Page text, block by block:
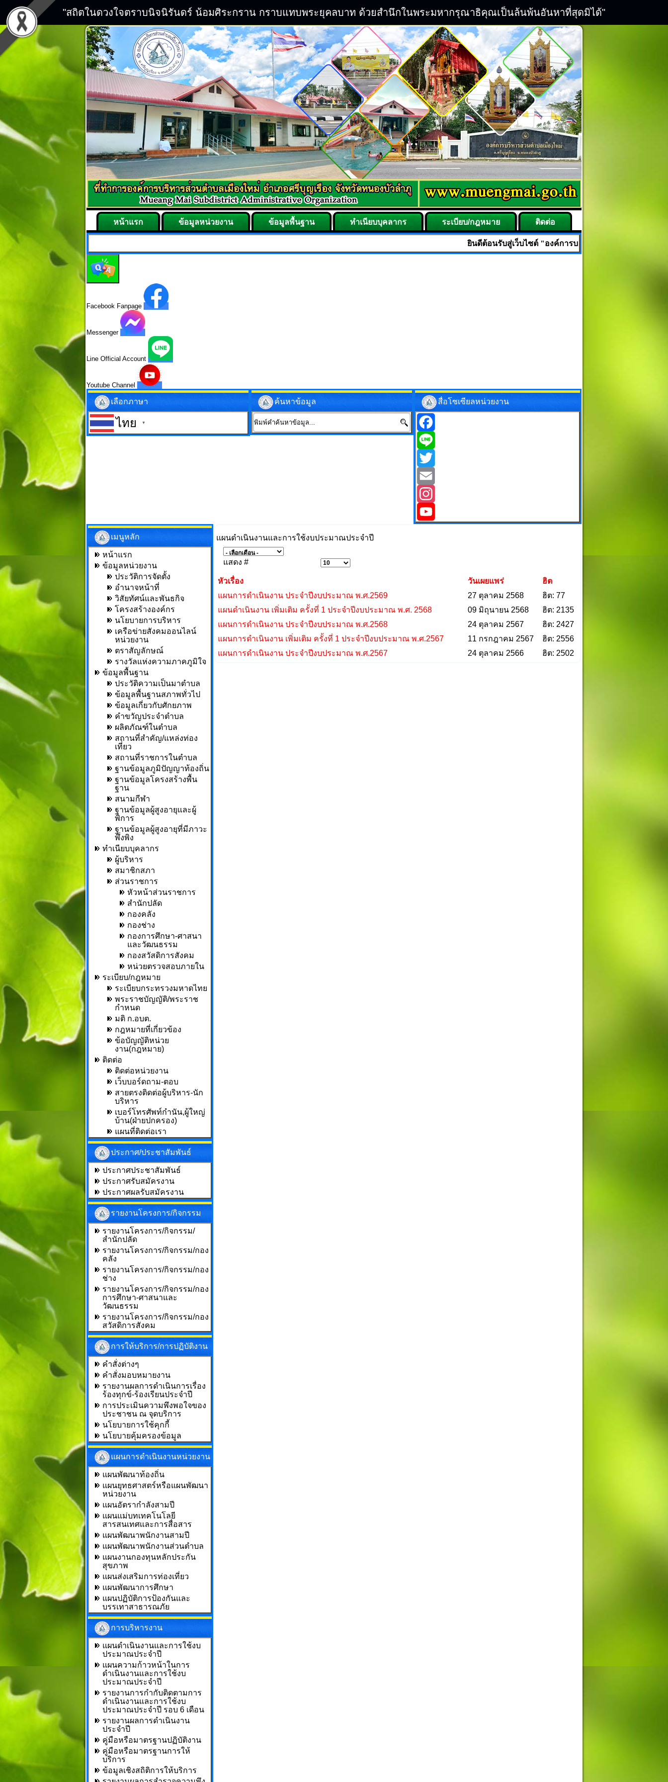
"สถิตในดวงใจตราบนิจนิรันดร์ น้อมศิระกราน กราบแทบพระยุคลบาท ด้วยสำนึกในพระมหากรุณาธิคุณเป็นล้นพ้นอันหาที่สุดมิได้"
หน้าแรก ข้อมูลหน่วยงาน ข้อมูลพื้นฐาน ทำเนียบบุคลากร ระเบียบ/กฎหมาย ติดต่อ
ยินดีต้อนรับสู่เว็บไซต์ "องค์การบริหารส่วนตำบลเมืองใหม่ อำเภอศรีบุญเ
Facebook Fanpage
Messenger
Line Official Account
Youtube Channel
เลือกภาษา
ไทย ▼
ค้นหาข้อมูล สื่อโซเซียลหน่วยงาน
Facebook
Line
Twitter
Email
Instagram
เมนูหลัก
หน้าแรก
ข้อมูลหน่วยงาน
ประวัติการจัดตั้ง
อำนาจหน้าที่
วิสัยทัศน์และพันธกิจ
โครงสร้างองค์กร
นโยบายการบริหาร
เครือข่ายสังคมออนไลน์
หน่วยงาน
ตราสัญลักษณ์
รางวัลแห่งความภาคภูมิใจ
ข้อมูลพื้นฐาน
ประวัติความเป็นมาตำบล
ข้อมูลพื้นฐานสภาพทั่วไป
ข้อมูลเกี่ยวกับศักยภาพ
คำขวัญประจำตำบล
ผลิตภัณฑ์ในตำบล
สถานที่สำคัญ/แหล่งท่อง
เที่ยว
สถานที่ราชการในตำบล
ฐานข้อมูลภูมิปัญญาท้องถิ่น
ฐานข้อมูลโครงสร้างพื้น
ฐาน
สนามกีฬา
ฐานข้อมูลผู้สูงอายุและผู้
พิการ
ฐานข้อมูลผู้สูงอายุที่มีภาวะ
พึ่งพิง
ทำเนียบบุคลากร
ผู้บริหาร
สมาชิกสภา
ส่วนราชการ
หัวหน้าส่วนราชการ
สำนักปลัด
กองคลัง
กองช่าง
กองการศึกษา-ศาสนา
และวัฒนธรรม
กองสวัสดิการสังคม
หน่วยตรวจสอบภายใน
ระเบียบ/กฎหมาย
ระเบียบกระทรวงมหาดไทย
พระราชบัญญัติ/พระราช
กำหนด
มติ ก.อบต.
กฎหมายที่เกี่ยวข้อง
ข้อบัญญัติหน่วย
งาน(กฎหมาย)
ติดต่อ
ติดต่อหน่วยงาน
เว็บบอร์ดถาม-ตอบ
สายตรงติดต่อผู้บริหาร-นัก
บริหาร
เบอร์โทรศัพท์กำนัน,ผู้ใหญ่
บ้าน(ฝ่ายปกครอง)
แผนที่ติดต่อเรา
ประกาศ/ประชาสัมพันธ์
ประกาศประชาสัมพันธ์
ประกาศรับสมัครงาน
ประกาศผลรับสมัครงาน
รายงานโครงการ/กิจกรรม
รายงานโครงการ/กิจกรรม/
สำนักปลัด
รายงานโครงการ/กิจกรรม/กอง
คลัง
รายงานโครงการ/กิจกรรม/กอง
ช่าง
รายงานโครงการ/กิจกรรม/กอง
การศึกษา-ศาสนาและ
วัฒนธรรม
รายงานโครงการ/กิจกรรม/กอง
สวัสดิการสังคม
การให้บริการ/การปฏิบัติงาน
คำสั่งต่างๆ
คำสั่งมอบหมายงาน
รายงานผลการดำเนินการเรื่อง
ร้องทุกข์-ร้องเรียนประจำปี
การประเมินความพึงพอใจของ
ประชาชน ณ จุดบริการ
นโยบายการใช้คุกกี้
นโยบายคุ้มครองข้อมูล
แผนการดำเนินงานหน่วยงาน
แผนพัฒนาท้องถิ่น
แผนยุทธศาสตร์หรือแผนพัฒนา
หน่วยงาน
แผนอัตรากำลังสามปี
แผนแม่บทเทคโนโลยี
สารสนเทศและการสื่อสาร
แผนพัฒนาพนักงานสามปี
แผนพัฒนาพนักงานส่วนตำบล
แผนงานกองทุนหลักประกัน
สุขภาพ
แผนส่งเสริมการท่องเที่ยว
แผนพัฒนาการศึกษา
แผนปฏิบัติการป้องกันและ
บรรเทาสาธารณภัย
การบริหารงาน
แผนดำเนินงานและการใช้งบ
ประมาณประจำปี
แผนความก้าวหน้าในการ
ดำเนินงานและการใช้งบ
ประมาณประจำปี
รายงานการกำกับติดตามการ
ดำเนินงานและการใช้งบ
ประมาณประจำปี รอบ 6 เดือน
รายงานผลการดำเนินงาน
ประจำปี
คู่มือหรือมาตรฐานปฏิบัติงาน
คู่มือหรือมาตรฐานการให้
บริการ
ข้อมูลเชิงสถิติการให้บริการ
แผนดำเนินงานและการใช้งบประมาณประจำปี
แสดง #
หัวเรื่อง วันเผยแพร่
ฮิต
แผนการดำเนินงาน ประจำปีงบประมาณ พ.ศ.2569
27 ตุลาคม 2568
ฮิต: 77
แผนดำเนินงาน เพิ่มเติม ครั้งที่ 1 ประจำปีงบประมาณ พ.ศ. 2568
09 มิถุนายน 2568
ฮิต: 2135
แผนการดำเนินงาน ประจำปีงบประมาณ พ.ศ.2568
24 ตุลาคม 2567
ฮิต: 2427
แผนการดำเนินงาน เพิ่มเติม ครั้งที่ 1 ประจำปีงบประมาณ พ.ศ.2567
11 กรกฎาคม 2567
ฮิต: 2556
แผนการดำเนินงาน ประจำปีงบประมาณ พ.ศ.2567
24 ตุลาคม 2566 ฮิต: 2502